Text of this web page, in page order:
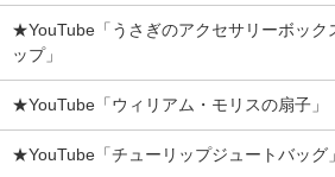
★YouTube「うさぎのアクセサリーボック
ップ」
★YouTube「ウィリアム・モリスの扇子」
★YouTube「チューリップジュートバッグ」